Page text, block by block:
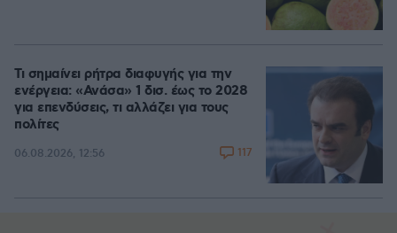
Τι σημαίνει ρήτρα διαφυγής για την
ενέργεια: «Ανάσα» 1 δισ. έως το 2028
για επενδύσεις, τι αλλάζει για τους
πολίτες
06.08.2026, 12:56 117